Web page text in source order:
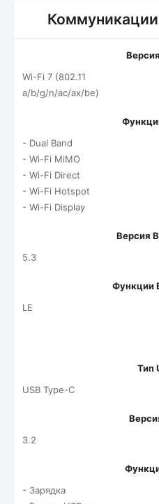
Коммуникации
Wi-Fi 7 (802.11
a/b/g/n/ac/ax/be)
- Dual Band
- Wi-Fi MiMO
- Wi-Fi Direct
- Wi-Fi Hotspot
- Wi-Fi Display
Версия
5.3
Функции
LE
Тип
USB Type-C
3.2
- Зарядка